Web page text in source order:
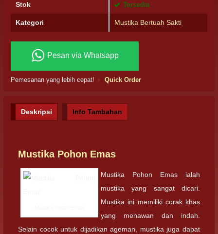
Stok Tersedia
Kategori Mustika Bertuah Sakti
Pesan via Whatsapp
Pemesanan yang lebih cepat! Quick Order
Deskripsi Info Tambahan
Mustika Pohon Emas
Mustika Pohon Emas ialah
mustika yang sangat dicari.
Mustika ini memiliki corak khas
yang menawan dan indah.
Selain cocok untuk dijadikan ageman, mustika juga dapat